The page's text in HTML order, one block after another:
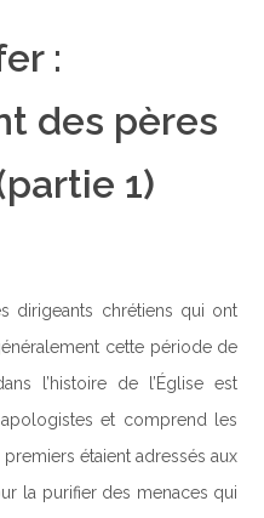
:
des pères
1)
dirigeants chrétiens qui ont
cette période de
l’histoire de l’Église est
et comprend les
étaient adressés aux
la purifier des menaces qui